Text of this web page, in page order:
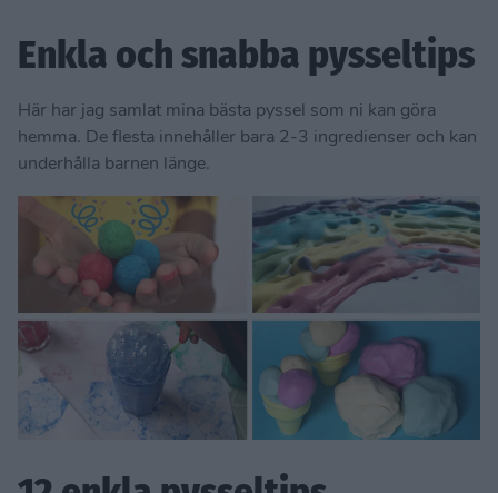
Enkla och snabba pysseltips
Här har jag samlat mina bästa pyssel som ni kan göra
hemma. De flesta innehåller bara 2-3 ingredienser och kan
underhålla barnen länge.